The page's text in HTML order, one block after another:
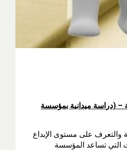
التنمية الإدارية – (دراسة ميدانية بمؤسسة
والتعرف على مستوى الإبداع
التي تساعد المؤسسة